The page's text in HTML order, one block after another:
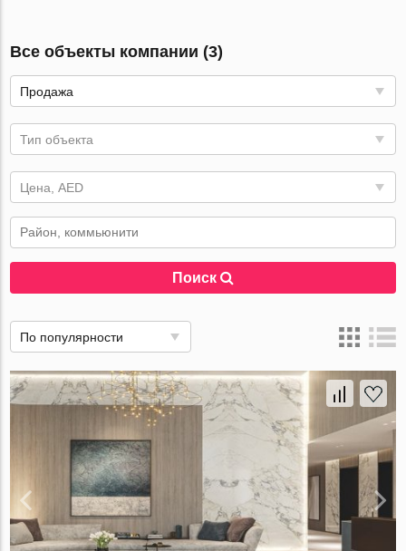
Все объекты компании (3)
Продажа
Тип объекта
Цена, AED
Поиск
По популярности